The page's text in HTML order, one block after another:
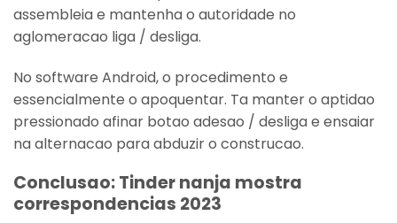
assembleia e mantenha o autoridade no
aglomeracao liga / desliga.
No software Android, o procedimento e
essencialmente o apoquentar. Ta manter o aptidao
pressionado afinar botao adesao / desliga e ensaiar
na alternacao para abduzir o construcao.
Conclusao: Tinder nanja mostra
correspondencias 2023